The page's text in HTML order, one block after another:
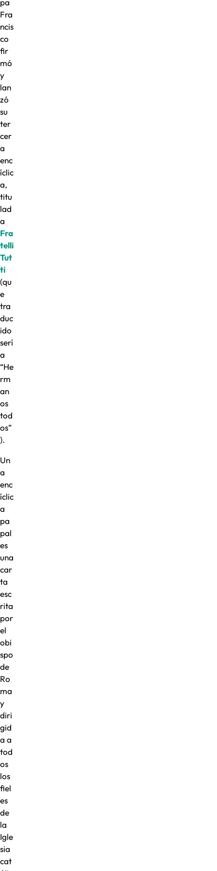
pa
Fra
ncis
co
fir
mó
y
lan
zó
su
ter
cer
a
enc
íclic
a,
titu
lad
a
Fra
telli
Tut
ti
(qu
e
tra
duc
ido
serí
a
“He
rm
an
os
tod
os”
).
Un
a
enc
íclic
a
pa
pal
es
una
car
ta
esc
rita
por
el
obi
spo
de
Ro
ma
y
diri
gid
a a
tod
os
los
fiel
es
de
la
Igle
sia
cat